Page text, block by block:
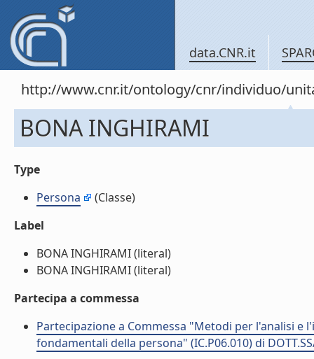
data.CNR.it
http://www.cnr.it/ontology/cnr/individuo/
BONA INGHIRAMI
Type
Persona
(Classe)
Label
BONA INGHIRAMI (literal)
BONA INGHIRAMI (literal)
Partecipa a commessa
Partecipazione a Commessa "Metodi per l'analisi
fondamentali della persona" (IC.P06.010) di